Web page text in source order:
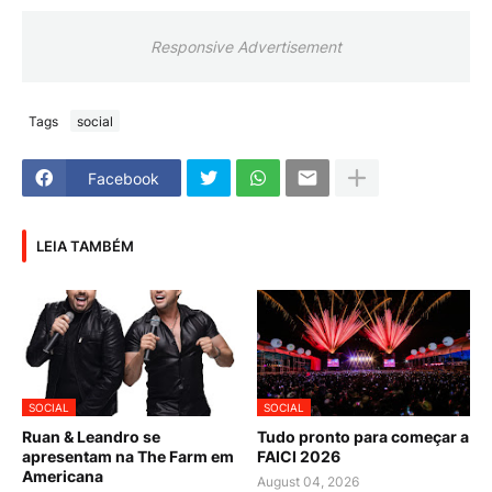
Responsive Advertisement
Tags social
Facebook
LEIA TAMBÉM
SOCIAL
Ruan & Leandro se
apresentam na The Farm em
Americana
SOCIAL
Tudo pronto para começar a
FAICI 2026
August 04, 2026